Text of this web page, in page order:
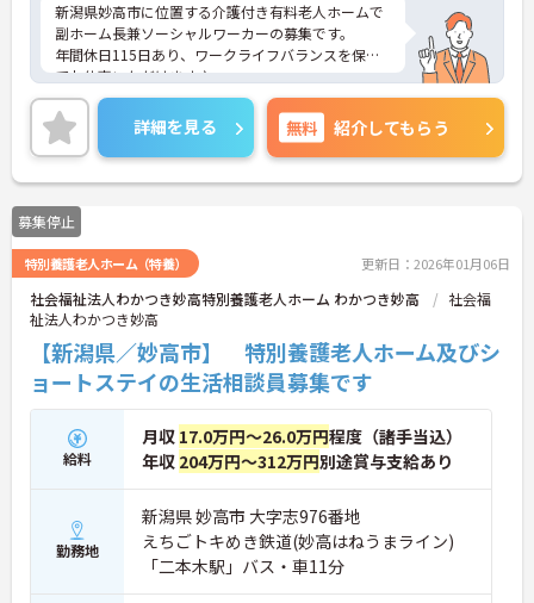
新潟県妙高市に位置する介護付き有料老人ホームで
副ホーム長兼ソーシャルワーカーの募集です。
年間休日115日あり、ワークライフバランスを保っ
てお仕事いただけます♪
また、福利厚生も充実しているので、長く働きやす
い環境です◎
ご興味のある方はご面接のポイントお伝えしますの
でご気軽にお問い合わせください。
詳細を見る 無料 紹介してもらう
募集停止
特別養護老人ホーム（特養） 更新日：2026年01月06日
社会福祉法人わかつき妙高特別養護老人ホーム わかつき妙高
社会福
祉法人わかつき妙高
【新潟県／妙高市】 特別養護老人ホーム及びシ
ョートステイの生活相談員募集です
給料
月収 17.0万円～26.0万円程度（諸手当込）
年収 204万円～312万円別途賞与支給あり
勤務地
新潟県 妙高市 大字志976番地
えちごトキめき鉄道(妙高はねうまライン)
「二本木駅」バス・車11分